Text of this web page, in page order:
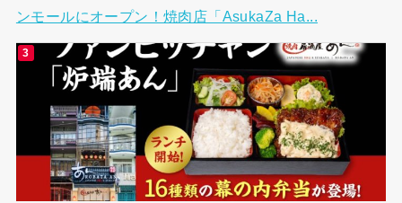
ンモールにオープン！焼肉店「AsukaZa Ha...